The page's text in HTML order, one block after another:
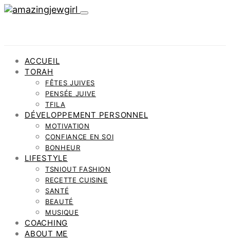
ACCUEIL
TORAH
FÊTES JUIVES
PENSÉE JUIVE
TFILA
DÉVELOPPEMENT PERSONNEL
MOTIVATION
CONFIANCE EN SOI
BONHEUR
LIFESTYLE
TSNIOUT FASHION
RECETTE CUISINE
SANTÉ
BEAUTÉ
MUSIQUE
COACHING
ABOUT ME